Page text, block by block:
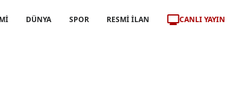
DÜNYA SPOR RESMİ İLAN CANLI YAYIN